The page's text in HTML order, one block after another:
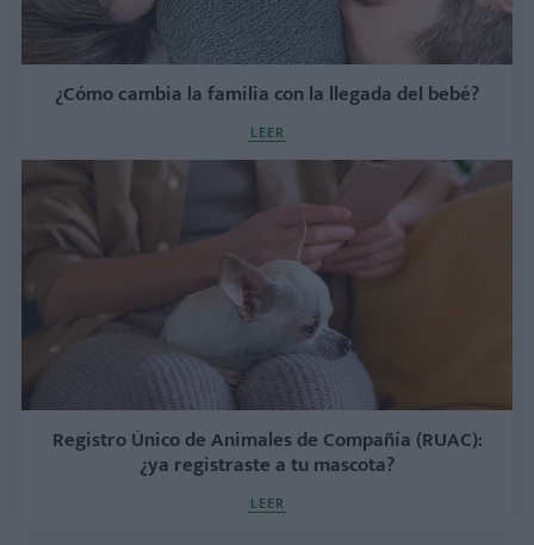
¿Cómo cambia la familia con la llegada del bebé?
LEER
Registro Único de Animales de Compañía (RUAC):
¿ya registraste a tu mascota?
LEER